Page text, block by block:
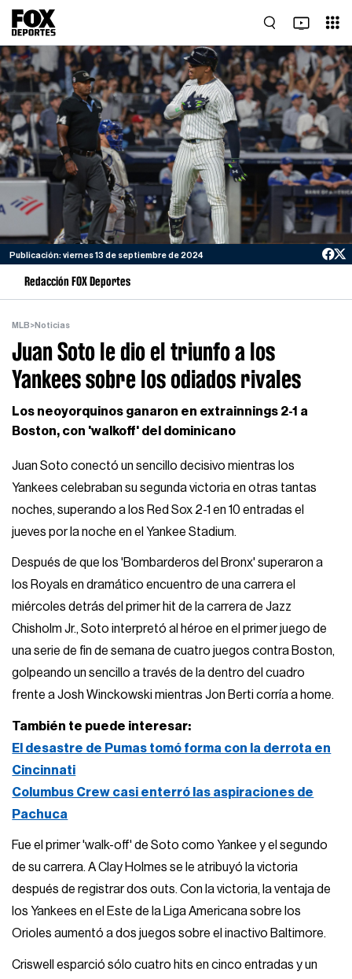
Publicación: viernes 13 de septiembre de 2024
Redacción FOX Deportes
MLB>Noticias
Juan Soto le dio el triunfo a los
Yankees sobre los odiados rivales
Los neoyorquinos ganaron en extrainnings 2-1 a
Boston, con 'walkoff' del dominicano
Juan Soto conectó un sencillo decisivo mientras los
Yankees celebraban su segunda victoria en otras tantas
noches, superando a los Red Sox 2-1 en 10 entradas el
jueves por la noche en el Yankee Stadium.
Después de que los 'Bombarderos del Bronx' superaron a
los Royals en dramático encuentro de una carrera el
miércoles detrás del primer hit de la carrera de Jazz
Chisholm Jr., Soto interpretó al héroe en el primer juego de
una serie de fin de semana de cuatro juegos contra Boston,
golpeando un sencillo a través de la dentro del cuadro
frente a Josh Winckowski mientras Jon Berti corría a home.
También te puede interesar:
El desastre de Pumas tomó forma con la derrota en
Cincinnati
Columbus Crew casi enterró las aspiraciones de
Pachuca
Fue el primer 'walk-off' de Soto como Yankee y el segundo
de su carrera. A Clay Holmes se le atribuyó la victoria
después de registrar dos outs. Con la victoria, la ventaja de
los Yankees en el Este de la Liga Americana sobre los
Orioles aumentó a dos juegos sobre el inactivo Baltimore.
Criswell esparció sólo cuatro hits en cinco entradas y un